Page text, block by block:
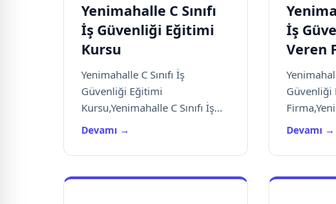
Yenimahalle C Sınıfı
İş Güvenliği Eğitimi
Kursu
Yenimahalle C Sınıfı İş
Güvenliği Eğitimi
Kursu,Yenimahalle C Sınıfı İş...
Devamı →
İş
Veren
Güvenliği
Devamı →